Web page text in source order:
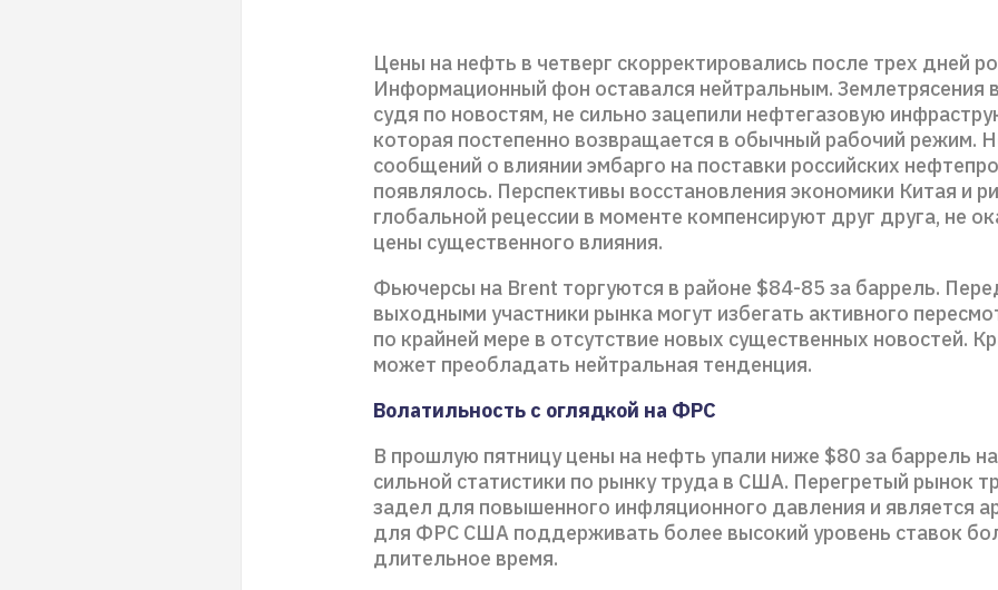
Цены на нефть в четверг скорректировались после трех дней
Информационный фон оставался нейтральным. Землетрясения
судя по новостям, не сильно зацепили нефтегазовую
которая постепенно возвращается в обычный рабочий режим.
сообщений о влиянии эмбарго на поставки российских
появлялось. Перспективы восстановления экономики Китая и
глобальной рецессии в моменте компенсируют друг друга, не
цены существенного влияния.
Фьючерсы на Brent торгуются в районе $84-85 за баррель.
выходными участники рынка могут избегать активного
по крайней мере в отсутствие новых существенных новостей.
может преобладать нейтральная тенденция.
Волатильность с оглядкой на ФРС
В прошлую пятницу цены на нефть упали ниже $80 за баррель
сильной статистики по рынку труда в США. Перегретый рынок
задел для повышенного инфляционного давления и является
для ФРС США поддерживать более высокий уровень ставок
длительное время.